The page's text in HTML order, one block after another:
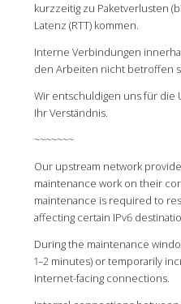
kurzzeitig zu Paketverlusten
Latenz (RTT) kommen.
Interne Verbindungen
den Arbeiten nicht betroffen
Wir entschuldigen uns für
Ihr Verständnis.
~~~~~~~
Our upstream network
maintenance work on their
maintenance is required to
affecting certain IPv6
During the maintenance
1–2 minutes) or temporarily
Internet-facing connections.